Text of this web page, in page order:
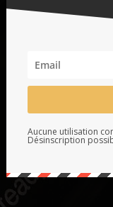
Aucune utilisation
Désinscription